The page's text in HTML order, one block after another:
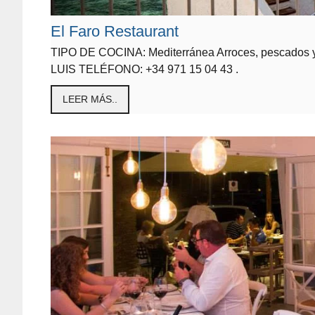
El Faro Restaurant
TIPO DE COCINA: Mediterránea Arroces,
LUIS TELÉFONO: +34 971 15 04 43 .
LEER MÁS..